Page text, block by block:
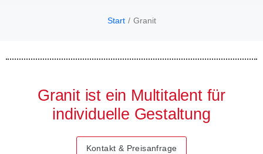
Sie
Start Granit
Granit ist ein Multitalent für
individuelle Gestaltung
Kontakt & Preisanfrage